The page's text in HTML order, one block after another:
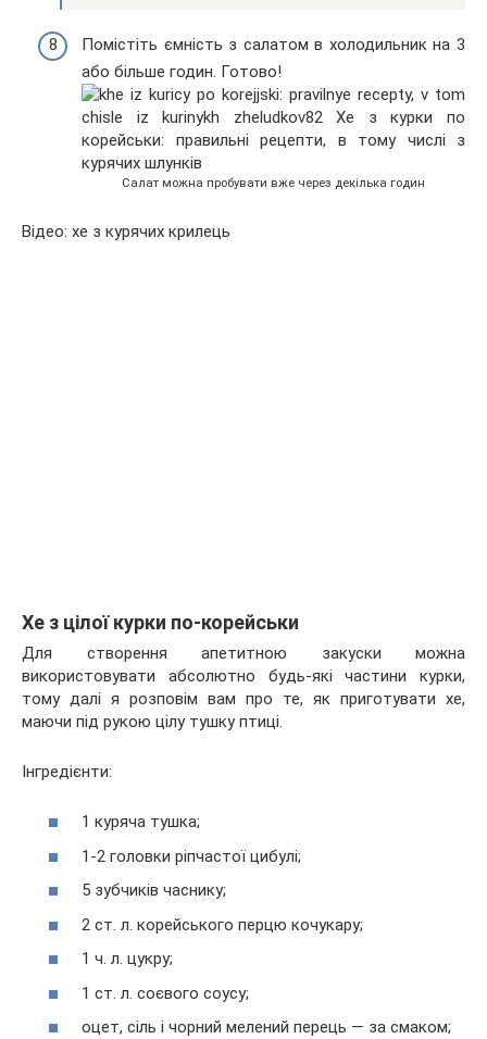
Помістіть ємність з салатом в холодильник на 3
або більше годин. Готово!
Салат можна пробувати вже через декілька годин
Відео: хе з курячих крилець
Хе з цілої курки по-корейськи
Для створення апетитною закуски можна
використовувати абсолютно будь-які частини курки,
тому далі я розповім вам про те, як приготувати хе,
маючи під рукою цілу тушку птиці.
Інгредієнти:
1 куряча тушка;
1-2 головки ріпчастої цибулі;
5 зубчиків часнику;
2 ст. л. корейського перцю кочукару;
1 ч. л. цукру;
1 ст. л. соєвого соусу;
оцет, сіль і чорний мелений перець — за смаком;